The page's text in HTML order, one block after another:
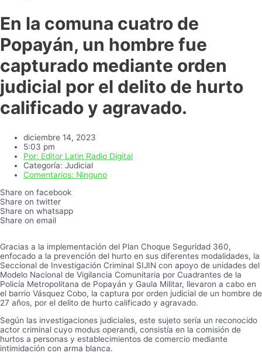
En la comuna cuatro de
Popayán, un hombre fue
capturado mediante orden
judicial por el delito de hurto
calificado y agravado.
diciembre 14, 2023
5:03 pm
Por: Editor Latin Radio Digital
Categoría: Judicial
Comentarios: Ninguno
Share on facebook
Share on twitter
Share on whatsapp
Share on email
Gracias a la implementación del Plan Choque Seguridad 360,
enfocado a la prevención del hurto en sus diferentes modalidades, la
Seccional de Investigación Criminal SIJIN con apoyo de unidades del
Modelo Nacional de Vigilancia Comunitaria por Cuadrantes de la
Policía Metropolitana de Popayán y Gaula Militar, llevaron a cabo en
el barrio Vásquez Cobo, la captura por orden judicial de un hombre de
27 años, por el delito de hurto calificado y agravado.
Según las investigaciones judiciales, este sujeto sería un reconocido
actor criminal cuyo modus operandi, consistía en la comisión de
hurtos a personas y establecimientos de comercio mediante
intimidación con arma blanca.